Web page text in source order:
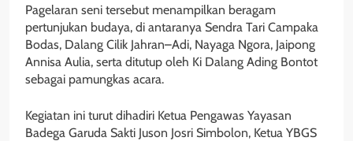
Pagelaran seni tersebut menampilkan beragam
pertunjukan budaya, di antaranya Sendra Tari Campaka
Bodas, Dalang Cilik Jahran–Adi, Nayaga Ngora, Jaipong
Annisa Aulia, serta ditutup oleh Ki Dalang Ading Bontot
sebagai pamungkas acara.
Kegiatan ini turut dihadiri Ketua Pengawas Yayasan
Badega Garuda Sakti Juson Josri Simbolon, Ketua YBGS